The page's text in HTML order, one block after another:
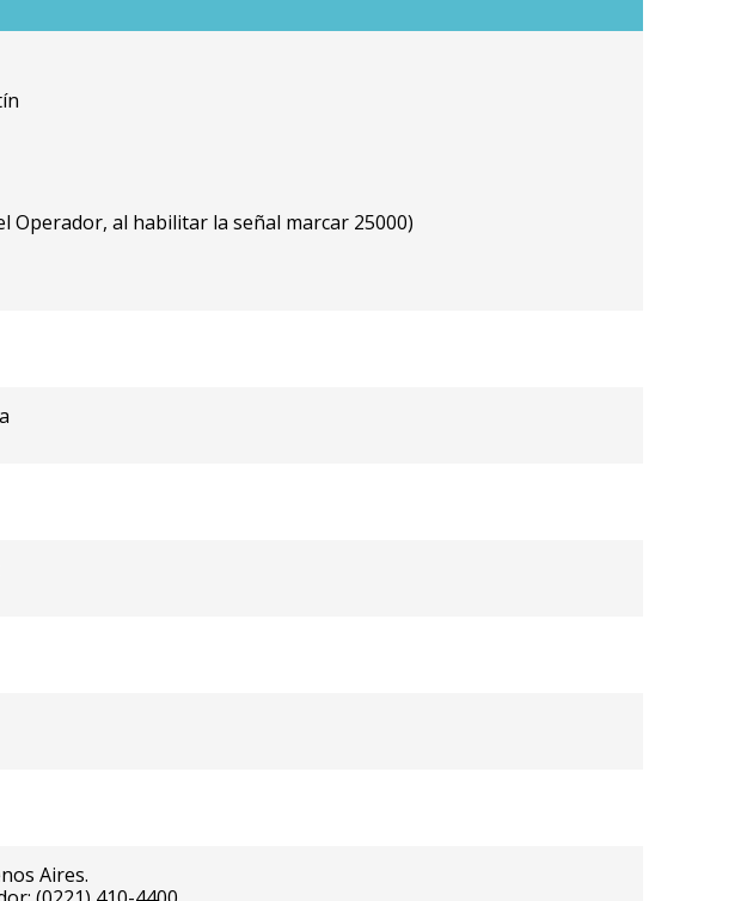
Operador, al habilitar la señal marcar 25000)
Aires.